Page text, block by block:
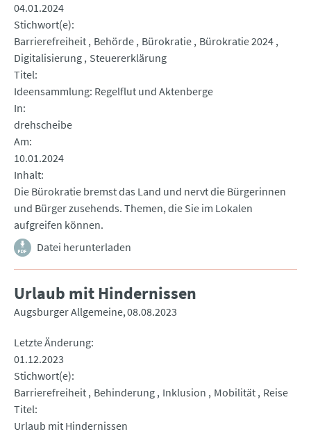
04.01.2024
Stichwort(e)
Barrierefreiheit Behörde Bürokratie Bürokratie 2024
Digitalisierung Steuererklärung
Titel
Ideensammlung: Regelflut und Aktenberge
In
drehscheibe
Am
10.01.2024
Inhalt
Die Bürokratie bremst das Land und nervt die Bürgerinnen
und Bürger zusehends. Themen, die Sie im Lokalen
aufgreifen können.
Datei herunterladen
Urlaub mit Hindernissen
Augsburger Allgemeine 08.08.2023
Letzte Änderung
01.12.2023
Stichwort(e)
Barrierefreiheit Behinderung Inklusion Mobilität Reise
Titel
Urlaub mit Hindernissen